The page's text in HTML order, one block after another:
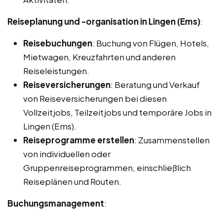
Reiseplanung und -organisation in Lingen (Ems):
Reisebuchungen: Buchung von Flügen, Hotels,
Mietwagen, Kreuzfahrten und anderen
Reiseleistungen.
Reiseversicherungen: Beratung und Verkauf
von Reiseversicherungen bei diesen
Vollzeitjobs, Teilzeitjobs und temporäre Jobs in
Lingen (Ems).
Reiseprogramme erstellen: Zusammenstellen
von individuellen oder
Gruppenreiseprogrammen, einschließlich
Reiseplänen und Routen.
Buchungsmanagement: